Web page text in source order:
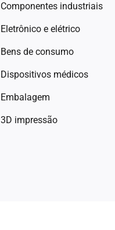
Componentes industriais
Eletrônico e elétrico
Bens de consumo
Dispositivos médicos
Embalagem
3D impressão